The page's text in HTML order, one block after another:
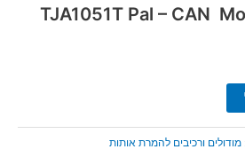
TJA1051T Pal – CAN
מודולים ורכיבים להמרת אותות